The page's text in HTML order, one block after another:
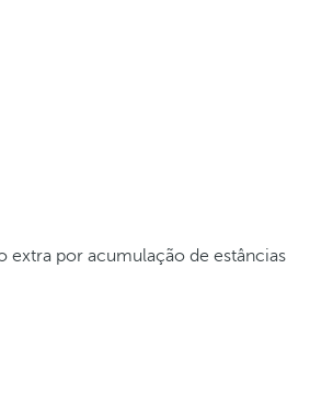
extra por acumulação de estâncias